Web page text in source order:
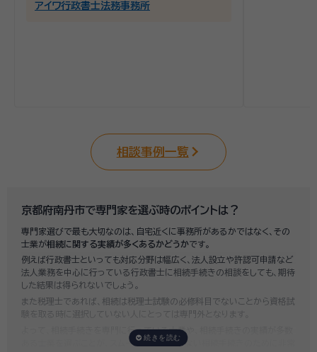
アイワ行政書士法務事務所
相談事例一覧
京都府南丹市で専門家を選ぶ時のポイントは？
専門家選びで最も大切なのは、自宅近くに事務所があるかではなく、その
士業が相続に関する実績が多くあるかどうかです。
例えば行政書士といっても対応分野は幅広く、法人設立や許認可申請など
法人業務を中心に行っている行政書士に相続手続きの相談をしても、期待
した結果は得られないでしょう。
また税理士であれば、相続は税理士試験の必修科目でないことから資格試
験を取る時に選択していない人にとっては専門外となります。
よって、相続手続きを専門に行っている士業や、相続手続きの実績が多数
ある士業を選ぶことが、スムーズで間違いのない相続手続きのために非常